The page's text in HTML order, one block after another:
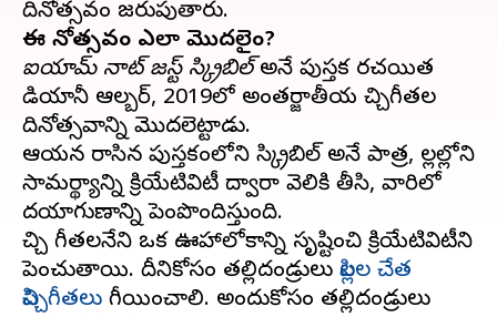
ఈ దినోత్సవం ఎలా మొదలైంది?
ఐయామ్ నాట్ జస్ట్ స్క్రిబిల్అనే పుస్తక రచయిత
డియానీ ఆల్బర్, 2019లో అంతర్జాతీయ పిచ్చిగీతల
దినోత్సవాన్ని మొదలెట్టాడు.
ఆయన రాసిన పుస్తకంలోని స్క్రిబిల్ అనే పాత్ర, పిల్లల్లోని
సామర్థ్యాన్ని క్రియేటివిటీ ద్వారా వెలికి తీసి, వారిలో
దయాగుణాన్ని పెంపొందిస్తుంది.
పిచ్చి గీతలనేని ఒక ఊహాలోకాన్ని సృష్టించి క్రియేటివిటీని
పెంచుతాయి. దీనికోసం తల్లిదండ్రులు పిల్లల చేత
పిచ్చిగీతలు గీయించాలి. అందుకోసం తల్లిదండ్రులు